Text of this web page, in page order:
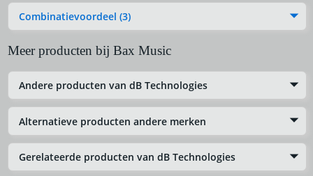
Combinatievoordeel (3)
Meer producten bij Bax Music
Andere producten van dB Technologies
Alternatieve producten andere merken
Gerelateerde producten van dB Technologies